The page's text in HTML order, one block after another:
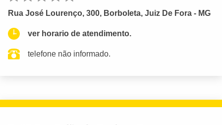
Rua José Lourenço, 300, Borboleta, Juiz De Fora - MG
ver horario de atendimento.
telefone não informado.